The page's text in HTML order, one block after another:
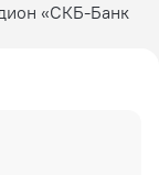
«СКБ-Банк